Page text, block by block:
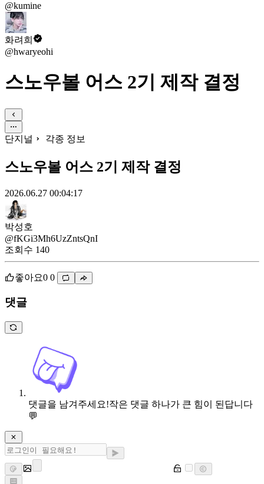
@kumine
화려희
@hwaryeohi
스노우볼 어스 2기 제작 결정
단지널 각종 정보
스노우볼 어스 2기 제작 결정
2026.06.27 00:04:17
박성호
@fKGi3Mh6UzZntsQnI
조회수 140
좋아요0 0
댓글
댓글을 남겨주세요!작은 댓글 하나가 큰 힘이 된답니다
💬